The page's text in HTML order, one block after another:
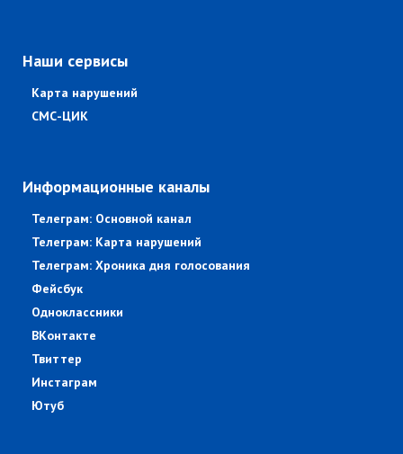
Наши сервисы
Карта нарушений
СМС-ЦИК
Информационные каналы
Телеграм: Основной канал
Телеграм: Карта нарушений
Телеграм: Хроника дня голосования
Фейсбук
Одноклассники
ВКонтакте
Твиттер
Инстаграм
Ютуб